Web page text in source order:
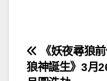
文《妖夜尋狼
狼神誕生》3月